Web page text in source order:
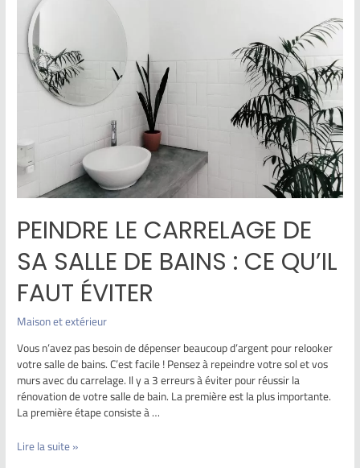
PEINDRE LE CARRELAGE DE
SA SALLE DE BAINS : CE QU’IL
FAUT ÉVITER
Maison et extérieur
Vous n’avez pas besoin de dépenser beaucoup d’argent pour relooker
votre salle de bains. C’est facile ! Pensez à repeindre votre sol et vos
murs avec du carrelage. Il y a 3 erreurs à éviter pour réussir la
rénovation de votre salle de bain. La première est la plus importante.
La première étape consiste à …
Lire la suite »